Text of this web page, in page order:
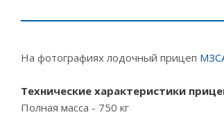
На фотографиях лодочный прицеп
Технические характеристики
Полная масса - 750 кг